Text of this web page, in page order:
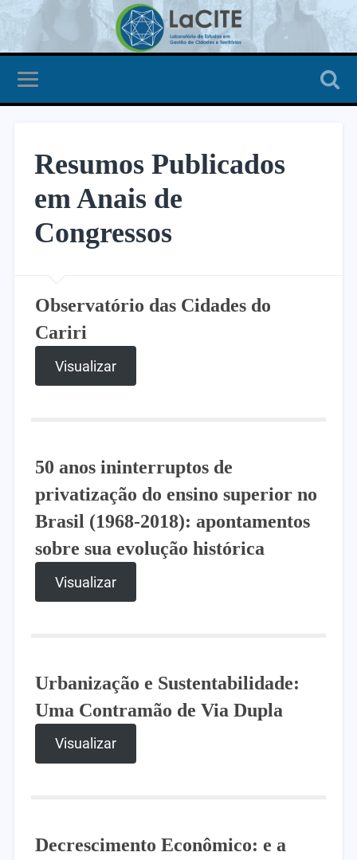
Resumos Publicados
em Anais de
Congressos
Observatório das Cidades do
Cariri
Visualizar
50 anos ininterruptos de
privatização do ensino superior no
Brasil (1968-2018): apontamentos
sobre sua evolução histórica
Visualizar
Urbanização e Sustentabilidade:
Uma Contramão de Via Dupla
Visualizar
Decrescimento Econômico: e a